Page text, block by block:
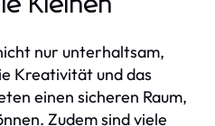
Kleinen
nur unterhaltsam,
Kreativität und das
einen sicheren Raum,
Zudem sind viele